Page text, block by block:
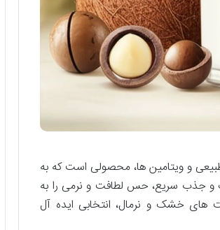
و ویتامین ها، محصولی است که به
و جذب سریع، حس لطافت و نرمی را به
خشک و نرمال، انتخابی ایده آل